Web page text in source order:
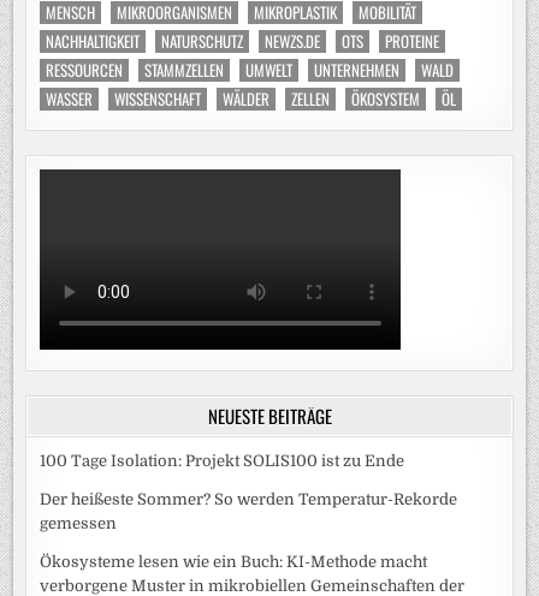
MENSCH MIKROORGANISMEN MIKROPLASTIK
MOBILITÄT
NACHHALTIGKEIT
NATURSCHUTZ NEWZS.DE OTS
PROTEINE
RESSOURCEN
STAMMZELLEN UMWELT UNTERNEHMEN
WALD
WASSER
WISSENSCHAFT WÄLDER ZELLEN ÖKOSYSTEM ÖL
NEUESTE BEITRÄGE
100 Tage Isolation: Projekt SOLIS100 ist zu Ende
Der heißeste Sommer? So werden Temperatur-Rekorde
gemessen
Ökosysteme lesen wie ein Buch: KI-Methode macht
verborgene Muster in mikrobiellen Gemeinschaften der